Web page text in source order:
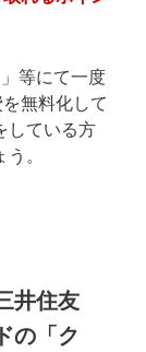
等にて一度
無料化して
している方
。
井住友
の「ク